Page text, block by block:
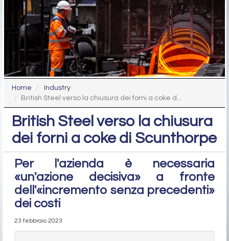
Home
Industry
British Steel verso la chiusura dei forni a coke d...
British Steel verso la chiusura
dei forni a coke di Scunthorpe
Per l'azienda è necessaria
«un'azione decisiva» a fronte
dell'«incremento senza precedenti»
dei costi
23 febbraio 2023